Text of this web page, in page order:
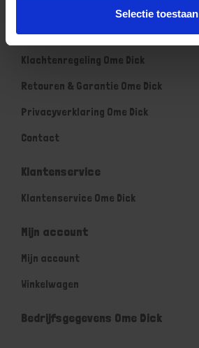
Selectie toestaan
Algemene voorwaarden Ome Dick
Over Ome Dick
Klachtenregeling Ome Dick
Retouren & Garantie Ome Dick
Privacyverklaring Ome Dick
Contact
Klantenservice
Klantenservice Ome Dick
Mijn account
Mijn account
Winkelwagen
Bedrijfsgegevens Ome Dick